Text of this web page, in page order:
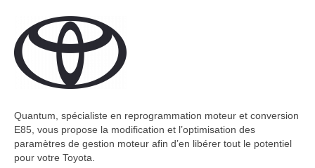
Quantum, spécialiste en reprogrammation moteur et conversion
E85, vous propose la modification et l’optimisation des
paramètres de gestion moteur afin d’en libérer tout le potentiel
pour votre Toyota.